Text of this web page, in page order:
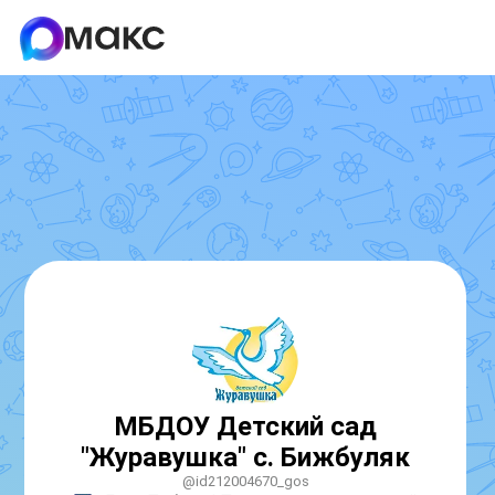
МБДОУ Детский сад
"Журавушка" с. Бижбуляк
@id212004670_gos